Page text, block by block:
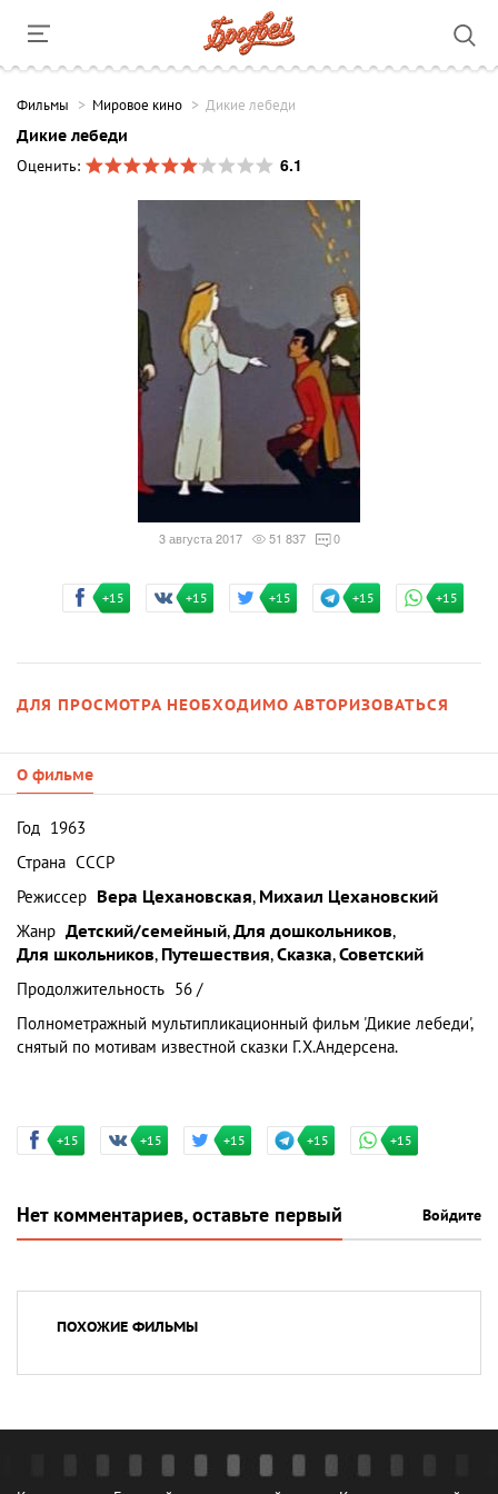
Фильмы Мировое кино Дикие лебеди
Дикие лебеди
Оценить:
6.1
3 августа 2017 51 837 0
+15 +15 +15 +15 +15
ДЛЯ ПРОСМОТРА НЕОБХОДИМО АВТОРИЗОВАТЬСЯ
О фильме
Год 1963
Страна СССР
Режиссер Вера Цехановская, Михаил Цехановский
Жанр Детский/семейный,Для дошкольников,
Для школьников, Путешествия,Сказка,Советский
Продолжительность 56 /
Полнометражный мультипликационный фильм 'Дикие лебеди',
снятый по мотивам известной сказки Г.Х.Андерсена.
+15 +15 +15 +15 +15
Нет комментариев, оставьте первый Войдите
ПОХОЖИЕ ФИЛЬМЫ